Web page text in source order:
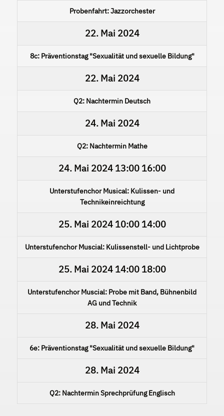
Probenfahrt: Jazzorchester
22. Mai 2024
8c: Präventionstag "Sexualität und sexuelle Bildung"
22. Mai 2024
Q2: Nachtermin Deutsch
24. Mai 2024
Q2: Nachtermin Mathe
24. Mai 202413:00 16:00
Unterstufenchor Musical: Kulissen- und
Technikeinreichtung
25. Mai 202410:00 14:00
Unterstufenchor Muscial: Kulissenstell- und Lichtprobe
25. Mai 202414:00 18:00
Unterstufenchor Muscial: Probe mit Band, Bühnenbild
AG und Technik
28. Mai 2024
6e: Präventionstag "Sexualität und sexuelle Bildung"
28. Mai 2024
Q2: Nachtermin Sprechprüfung Englisch